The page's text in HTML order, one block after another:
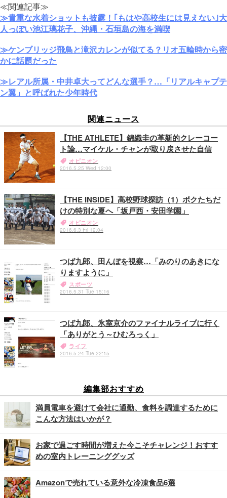
≪関連記事≫
≫貴重な水着ショットも披露！｢もはや高校生には見えない｣大
人っぽい池江璃花子、沖縄・石垣島の海を満喫
≫ケンブリッジ飛鳥と滝沢カレンが似てる？リオ五輪時から密
かに話題だった
≫レアル所属・中井卓大ってどんな選手？…「リアルキャプテ
ン翼」と呼ばれた少年時代
関連ニュース
【THE ATHLETE】錦織圭の革新的クレーコー
ト論…マイケル・チャンが取り戻させた自信
オピニオン
2016.5.25 Wed 12:00
【THE INSIDE】高校野球探訪（1）ボクたちだ
けの特別な夏へ「坂戸西・安田学園」
オピニオン
2016.6.3 Fri 12:04
つば九郎、田んぼを視察…「みのりのあきにな
りますように」
スポーツ
2016.5.31 Tue 15:16
つば九郎、氷室京介のファイナルライブに行く
「ありがとう～ひむろっく」
ライフ
2016.5.24 Tue 22:15
編集部おすすめ
満員電車を避けて会社に通勤、食料を調達するために
こんな方法はいかが？
お家で過ごす時間が増えた今こそチャレンジ！おすす
めの室内トレーニンググッズ
Amazonで売れている意外な冷凍食品6選